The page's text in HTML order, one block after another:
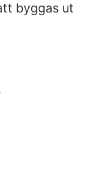
byggas ut